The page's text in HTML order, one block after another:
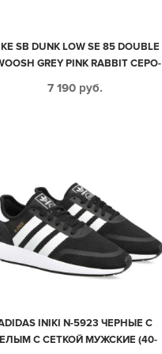
SB DUNK LOW SE 85 DOUBLE
GREY PINK RABBIT СЕРО-
ЖЕНСКИЕ (35-40)
7 190 руб.
INIKI N-5923 ЧЕРНЫЕ С
С СЕТКОЙ МУЖСКИЕ (40-